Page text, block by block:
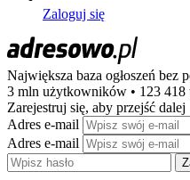
Zaloguj się
Największa baza ogłoszeń bez
3 mln użytkowników • 123 418
Zarejestruj się, aby przejść dalej
Adres e-mail
Adres e-mail